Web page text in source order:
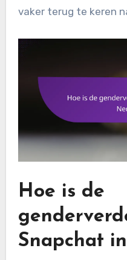
vaker terug te keren
Hoe is de
Snapchat